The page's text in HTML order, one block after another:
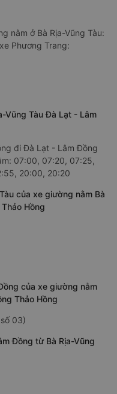
nằm ở Bà Rịa-Vũng Tàu:
Phương Trang:
Vũng Tàu Đà Lạt - Lâm
đi Đà Lạt - Lâm Đồng
07:00, 07:20, 07:25,
20:00, 20:20
của xe giường nằm Bà
Hồng
của xe giường nằm
Thảo Hồng
03)
Đồng từ Bà Rịa-Vũng